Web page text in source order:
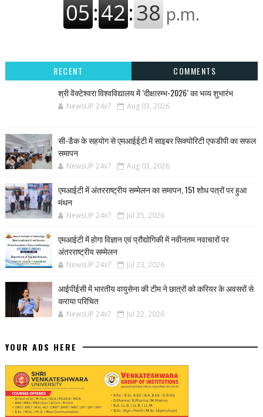
RECENT
COMMENTS
श्री वेंक्टेश्वरा विश्वविद्यालय में ‘दीक्षारम्भ-2026’ का भव्य शुभारंभ
NewsUP 24x7 Aug 03, 2026
सी-डैक के सहयोग से एमआईईटी में साइबर सिक्योरिटी एफडीपी का सफल
समापन
NewsUP 24x7 Aug 03, 2026
एमआईटी में अंतरराष्ट्रीय सम्मेलन का समापन, 151 शोध पत्रों पर हुआ
मंथन
NewsUP 24x7 Jul 25, 2026
एमआईटी में होगा विज्ञान एवं प्रौद्योगिकी में नवीनतम नवाचारों पर
अंतरराष्ट्रीय सम्मेलन
NewsUP 24x7 Jul 23, 2026
आईपीईसी में भारतीय वायुसेना की टीम ने छात्रों को करियर के अवसरों से
कराया परिचित
NewsUP 24x7 Jul 22, 2026
YOUR ADS HERE